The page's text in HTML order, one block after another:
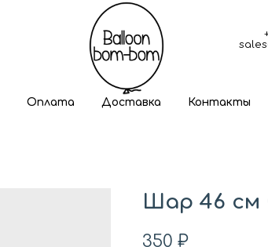
Оплата Доставка Контакты
Шар 46 см
350 ₽